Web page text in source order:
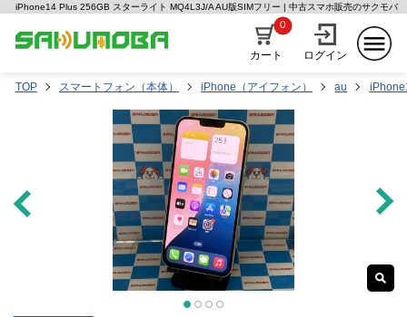
iPhone14 Plus 256GB スターライト MQ4L3J/A AU版SIMフリー | 中古スマホ販売のサクモバ
カート
0
ログイン
TOP スマートフォン（本体） iPhone（アイフォン） au